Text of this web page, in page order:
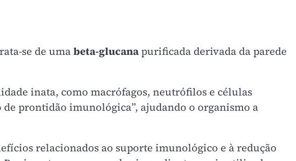
se de umabeta-glucanapurificada derivada da parede
inata, como macrófagos, neutrófilos e células
de prontidão imunológica”, ajudando o organismo a
relacionados ao suporte imunológico e à redução